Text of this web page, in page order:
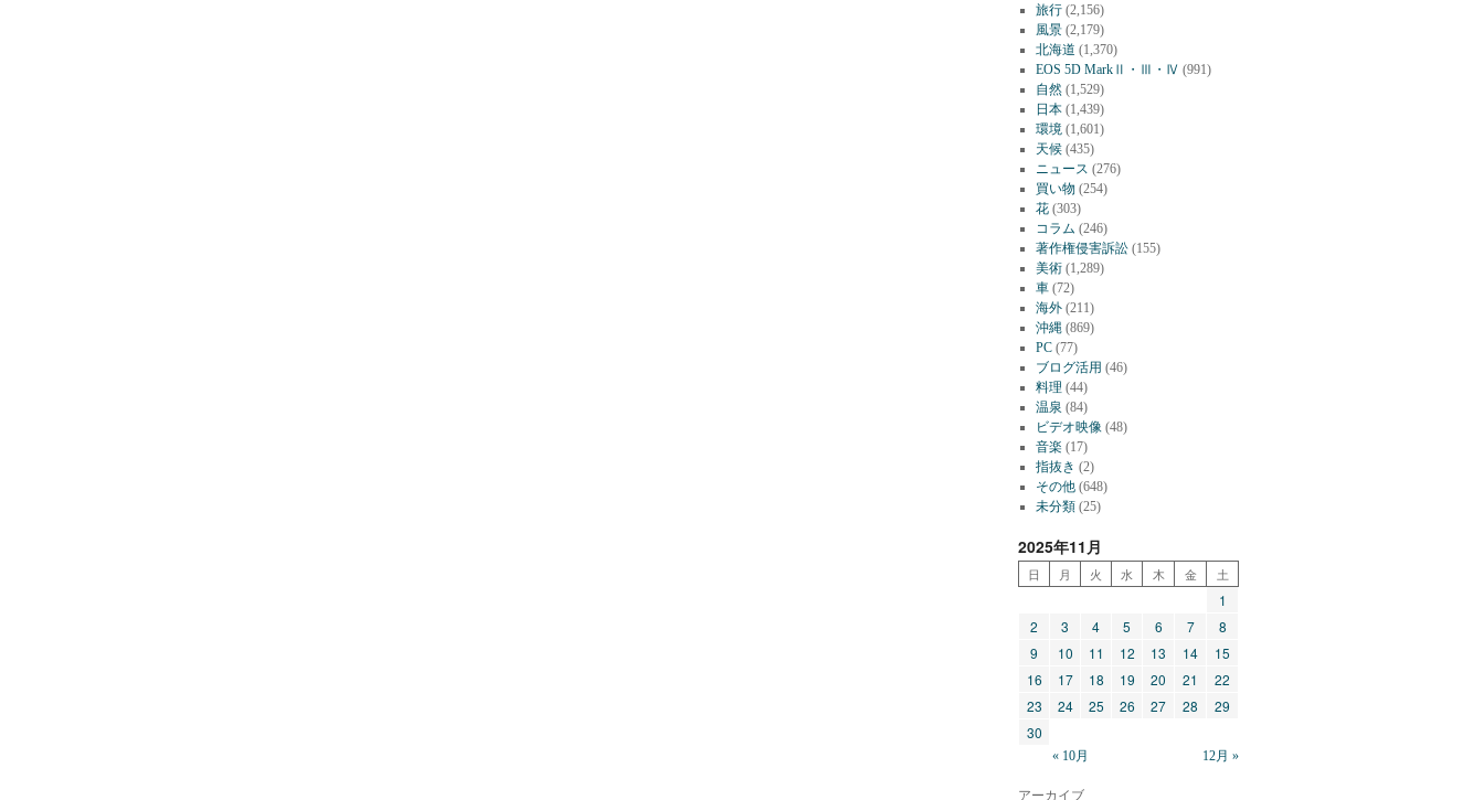
旅行(2,156)
風景(2,179)
北海道 (1,370)
EOS 5D MarkⅡ・Ⅲ・Ⅳ (991)
自然(1,529)
日本(1,439)
環境 (1,601)
天候(435)
ニュース (276)
買い物 (254)
花(303)
コラム (246)
著作権侵害訴訟(155)
美術(1,289)
車(72)
海外(211)
沖縄 (869)
PC(77)
ブログ活用 (46)
料理 (44)
温泉 (84)
ビデオ映像 (48)
音楽(17)
指抜き (2)
その他(648)
未分類(25)
2025年11月
日 月 火 水 木 金 土
1
2
3 4 5 6 7
8
9
10 11 12 13 14
15
16
17 18 19 20 21
22
23
24 25 26 27 28
29
30
« 10月 12月 »
アーカイブ